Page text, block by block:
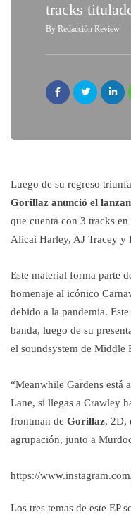
tracks
By Redacción Review
Luego de su regreso
Gorillaz anunció el
que cuenta con 3 tracks
Alicai Harley, AJ Tracey y
Este material forma parte
homenaje al icónico
debido a la pandemia.
banda, luego de su
el soundsystem de Middle
“Meanwhile Gardens está
Lane, si llegas a Crawley
frontman de Gorillaz, 2D,
agrupación, junto a
https://
Los tres temas de este EP